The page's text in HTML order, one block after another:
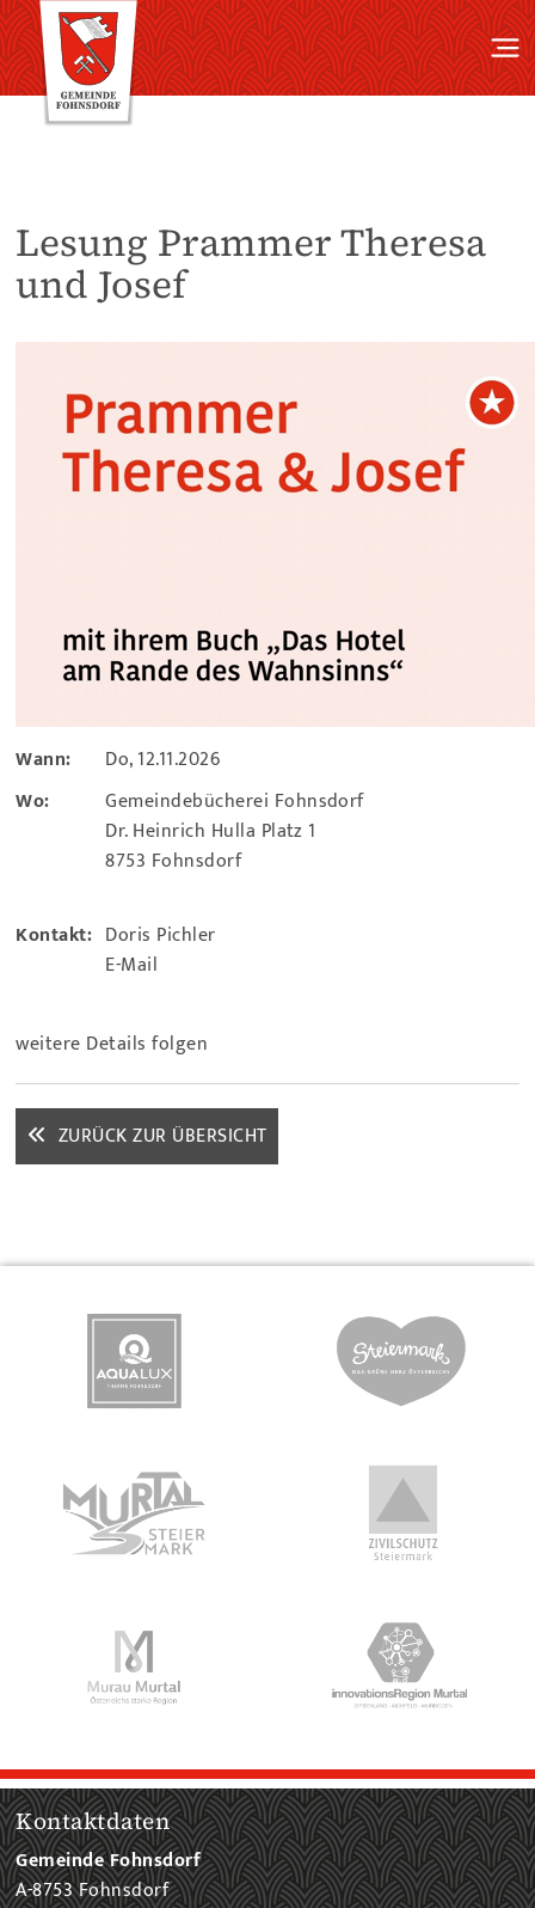
Lesung Prammer Theresa
und Josef
Wann:
Do, 12.11.2026
Wo:
Gemeindebücherei Fohnsdorf
Dr. Heinrich Hulla Platz 1
8753 Fohnsdorf
Kontakt: Doris Pichler
E-Mail
weitere Details folgen
ZURÜCK ZUR ÜBERSICHT
Kontaktdaten
Gemeinde Fohnsdorf
A-8753 Fohnsdorf